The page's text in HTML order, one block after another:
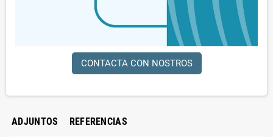
CONTACTA CON NOSTROS
ADJUNTOS REFERENCIAS